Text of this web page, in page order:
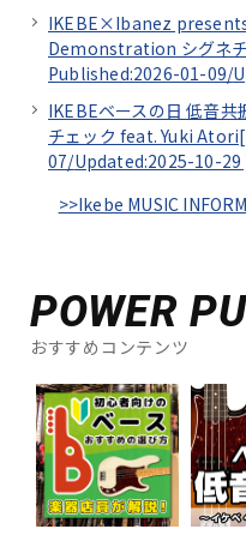
IKEBE×Ibanez
Demonstration シグネ
Published:2026-01-09/
IKEBEベースの日 低音
チェック feat. Yuki Atori[
07/Updated:2025-10-29
>>Ikebe MUSIC
POWER
おすすめコンテンツ